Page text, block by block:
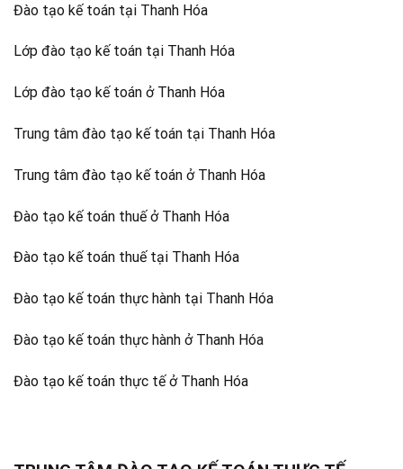
Đào tạo kế toán tại Thanh Hóa
Lớp đào tạo kế toán tại Thanh Hóa
Lớp đào tạo kế toán ở Thanh Hóa
Trung tâm đào tạo kế toán tại Thanh Hóa
Trung tâm đào tạo kế toán ở Thanh Hóa
Đào tạo kế toán thuế ở Thanh Hóa
Đào tạo kế toán thuế tại Thanh Hóa
Đào tạo kế toán thực hành tại Thanh Hóa
Đào tạo kế toán thực hành ở Thanh Hóa
Đào tạo kế toán thực tế ở Thanh Hóa